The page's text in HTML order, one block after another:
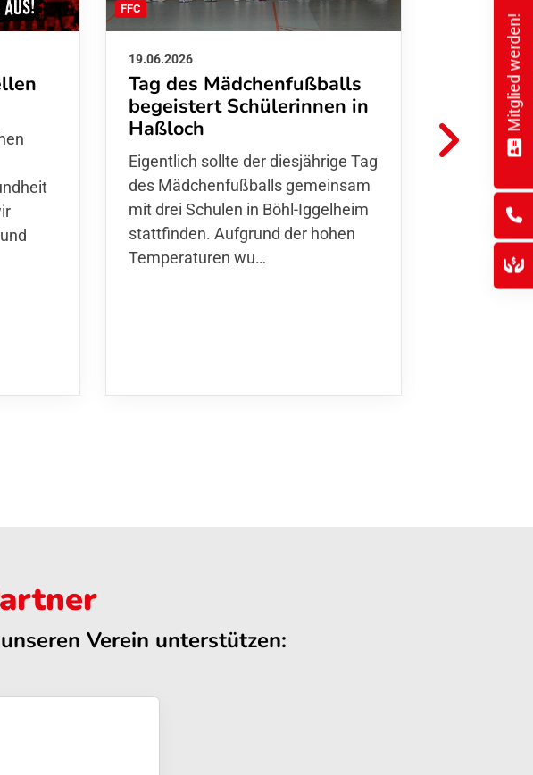
FFC
19.06.2026
Tag des Mädchenfußballs
begeistert Schülerinnen in
Haßloch
Eigentlich sollte der diesjährige Tag
des Mädchenfußballs gemeinsam
mit drei Schulen in Böhl-Iggelheim
stattfinden. Aufgrund der hohen
Temperaturen wu…
01.06.2026
Danke
FFC
Hoffmann
den
Finnla…
Verein unterstützen:
Mitglied werden!